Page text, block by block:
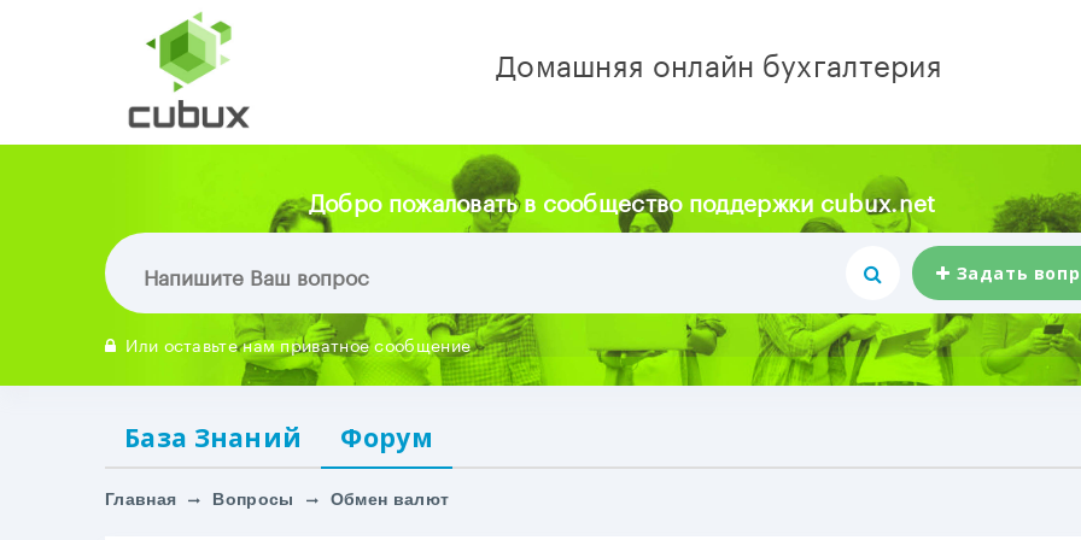
Домашняя онлайн бухгалтерия
Добро пожаловать в сообщество поддержки cubux.net
Задать
Или оставьте нам приватное сообщение
База Знаний Форум
Главная Вопросы Обмен валют